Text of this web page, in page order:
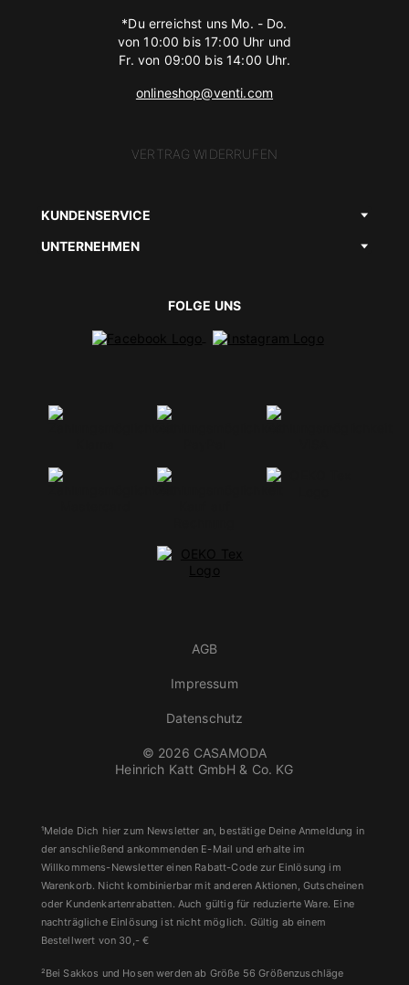
*Du erreichst uns Mo. - Do.
von 10:00 bis 17:00 Uhr und
Fr. von 09:00 bis 14:00 Uhr.
onlineshop@venti.com
VERTRAG WIDERRUFEN
KUNDENSERVICE
UNTERNEHMEN
FOLGE UNS
© 2026 CASAMODA
Heinrich Katt GmbH & Co. KG
AGB
Impressum
Datenschutz
¹Melde Dich hier zum Newsletter an, bestätige Deine Anmeldung in
der anschließend ankommenden E-Mail und erhalte im
Willkommens-Newsletter einen Rabatt-Code zur Einlösung im
Warenkorb. Nicht kombinierbar mit anderen Aktionen, Gutscheinen
oder Kundenkartenrabatten. Auch gültig für reduzierte Ware. Eine
nachträgliche Einlösung ist nicht möglich. Gültig ab einem
Bestellwert von 30,- €
²Bei Sakkos und Hosen werden ab Größe 56 Größenzuschläge